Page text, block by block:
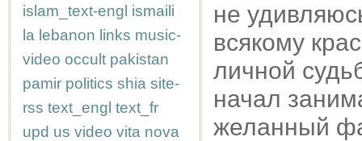
islam_text-engl ismaili
la lebanon links music-
video occult pakistan
pamir politics shia site-
rss text_engl text_fr
upd us video vita nova
не
всякому
личной
начал
желанный